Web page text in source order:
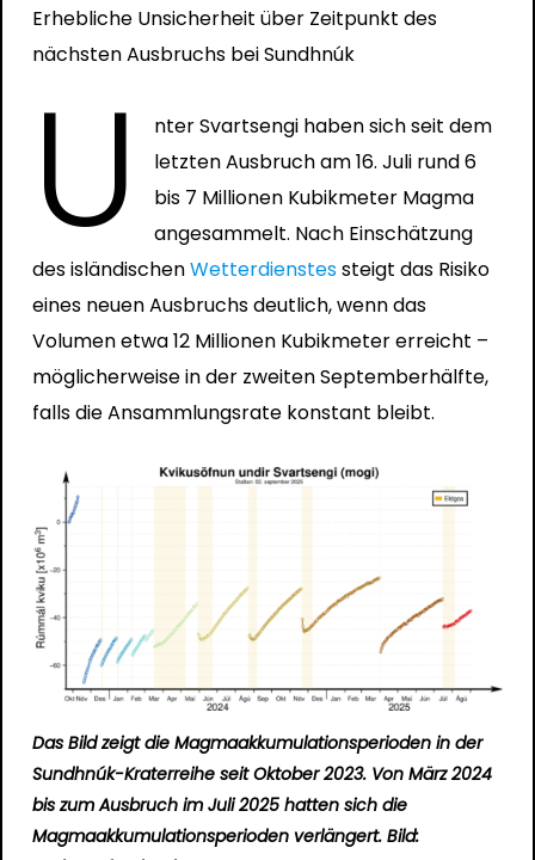
Erhebliche Unsicherheit über Zeitpunkt des
nächsten Ausbruchs bei Sundhnúk
U
nter Svartsengi haben sich seit dem
letzten Ausbruch am 16. Juli rund 6
bis 7 Millionen Kubikmeter Magma
angesammelt. Nach Einschätzung
des isländischenWetterdienstessteigt das Risiko
eines neuen Ausbruchs deutlich, wenn das
Volumen etwa 12 Millionen Kubikmeter erreicht –
möglicherweise in der zweiten Septemberhälfte,
falls die Ansammlungsrate konstant bleibt.
Das Bild zeigt die Magmaakkumulationsperioden in der
Sundhnúk-Kraterreihe seit Oktober 2023. Von März 2024
bis zum Ausbruch im Juli 2025 hatten sich die
Magmaakkumulationsperioden verlängert. Bild: